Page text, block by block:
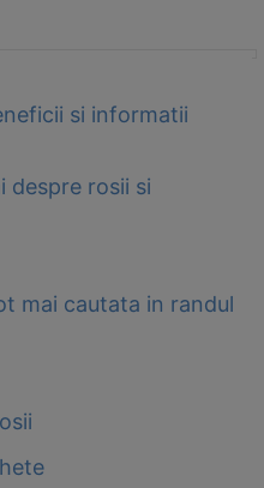
si informatii
despre rosii si
mai cautata in randul